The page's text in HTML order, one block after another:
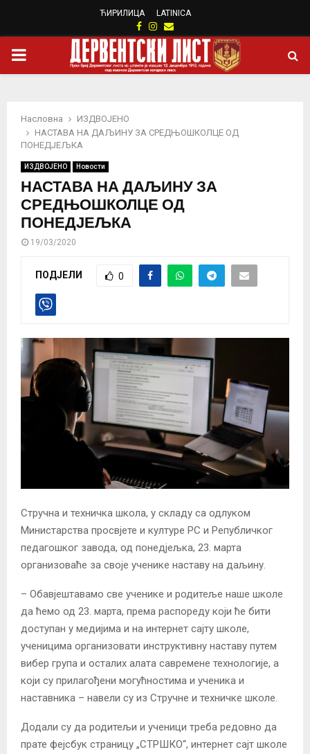
ЋИРИЛИЦА LATINICA
Facebook
Instagram
Email
PRIMARY
Насловна
ИЗДВОЈЕНО
НАСТАВА НА ДАЉИНУ ЗА СРЕДЊОШКОЛЦЕ ОД
ПОНЕДЈЕЉКА
ИЗДВОЈЕНО Новости
НАСТАВА НА ДАЉИНУ ЗА
СРЕДЊОШКОЛЦЕ ОД
ПОНЕДЈЕЉКА
19/03/2020
ПОДЈЕЛИ 0
Стручна и техничка школа, у складу са одлуком
Министарства просвјете и културе РС и Републичког
педагошког завода, од понедјељка, 23. марта
организоваће за своје ученике наставу на даљину.
– Обавјештавамо све ученике и родитеље наше школе
да ћемо од 23. марта, према распореду који ће бити
доступан у медијима и на интернет сајту школе,
ученицима организовати инструктивну наставу путем
вибер група и осталих алата савремене технологије, а
који су прилагођени могућностима и ученика и
наставника – навели су из Стручне и техничке школе.
Додали су да родитељи и ученици треба редовно да
прате фејсбук страницу „СТРШКО“, интернет сајт школе